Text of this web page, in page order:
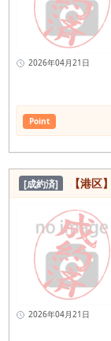
2026年04月21日
Point
[成約済] 【港区】六
2026年04月21日